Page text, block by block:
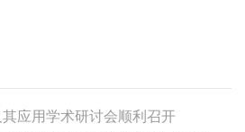
其应用学术研讨会顺利召开